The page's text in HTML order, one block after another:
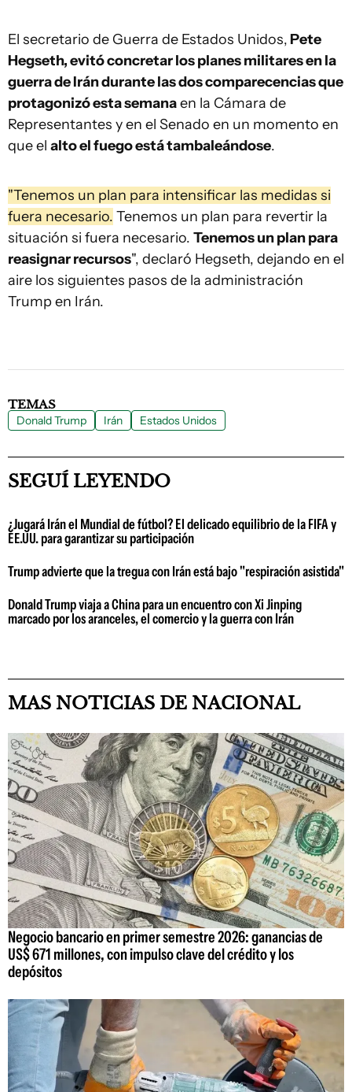
El secretario de Guerra de Estados Unidos, Pete
Hegseth, evitó concretar los planes militares en la
guerra de Irán durante las dos comparecencias que
protagonizó esta semanaen la Cámara de
Representantes y en el Senado en un momento en
que el alto el fuego está tambaleándose.
"Tenemos un plan para intensificar las medidas si
fuera necesario. Tenemos un plan para revertir la
situación si fuera necesario. Tenemos un plan para
reasignar recursos", declaró Hegseth, dejando en el
aire los siguientes pasos de la administración
Trump en Irán.
TEMAS
Donald Trump Irán Estados Unidos
SEGUÍ LEYENDO
¿Jugará Irán el Mundial de fútbol? El delicado equilibrio de la FIFA y
EE.UU. para garantizar su participación
Trump advierte que la tregua con Irán está bajo "respiración asistida"
Donald Trump viaja a China para un encuentro con Xi Jinping
marcado por los aranceles, el comercio y la guerra con Irán
MAS NOTICIAS DE NACIONAL
Negocio bancario en primer semestre 2026: ganancias de
US$ 671 millones, con impulso clave del crédito y los
depósitos